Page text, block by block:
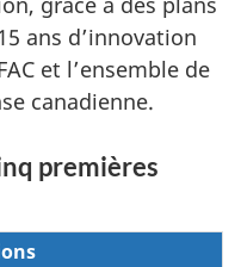
ans d’innovation
et l’ensemble de
canadienne.
premières